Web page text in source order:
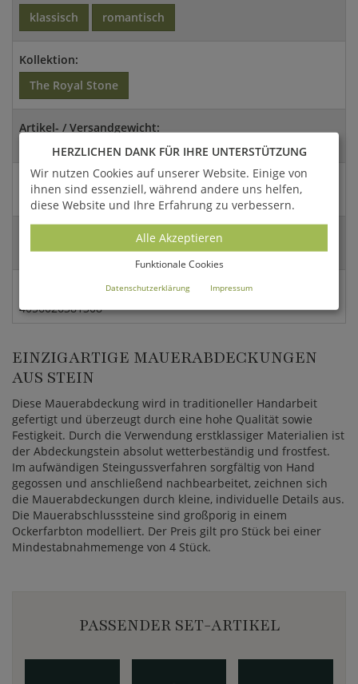
klassisch
romantisch
Kollektion:
The Royal Stone
Artikel- / Versandgewicht:
31 Kg / 40,3 Kg
Abmessungen:
9x91,5x19cm (HxBxT)
Spedition
4056026381308
EINZIGARTIGE MAUERABDECKUNGEN
AUS STEIN
Diese Mauerabdeckung wird in traditioneller Handarbeit
gefertigt und überzeugt durch eine hohe Qualität sowie
Festigkeit. Durch die Verwendung erstklassiger Materialien ist
der Abdeckungstein absolut wetterbeständig und frostfest.
Im aufwändigen Steingussverfahren sorgfältig von Hand
gegossen und anschließend nachbearbeitet, zeichnen sich
die Mauerabdeckungen durch kleine, individuelle Details aus.
Die Mauerabschlusssteine sind großporig in einem
Ockerfarbton modelliert. Der Preis gilt pro Stück bei einer
Mindestabnahmemenge von 4 Stück.
PASSENDER SET-ARTIKEL
HERZLICHEN DANK FÜR IHRE UNTERSTÜTZUNG
Wir nutzen Cookies auf unserer Website. Einige von
ihnen sind essenziell, während andere uns helfen,
diese Website und Ihre Erfahrung zu verbessern.
Alle Akzeptieren
Funktionale Cookies
Datenschutzerklärung Impressum